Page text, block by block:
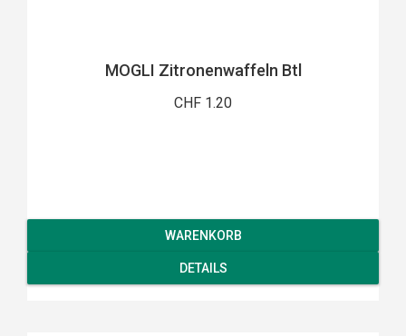
MOGLI Zitronenwaffeln Btl
CHF 1.20
WARENKORB
DETAILS